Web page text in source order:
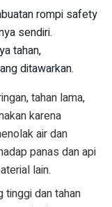
rompi safety
sendiri.
tahan,
ditawarkan.
tahan lama,
karena
air dan
panas dan api
lain.
tinggi dan tahan